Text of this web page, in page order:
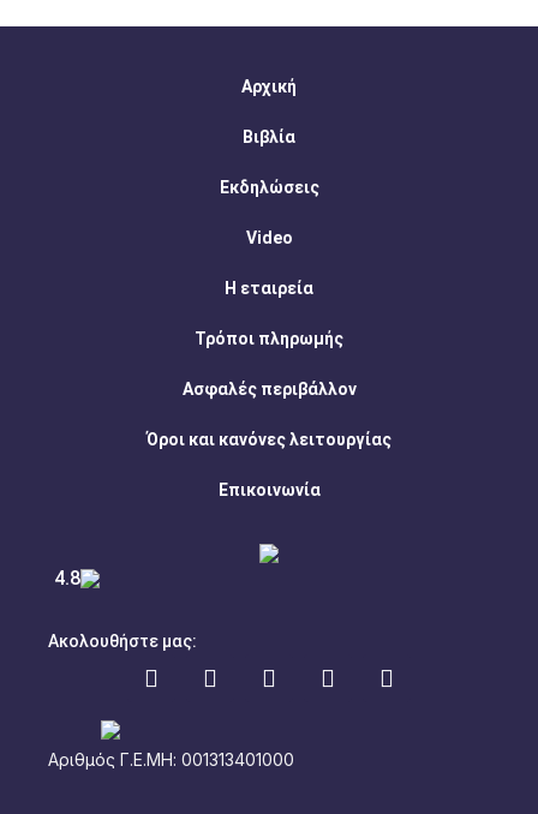
4.8
Αρχική
Βιβλία
Εκδηλώσεις
Video
Η εταιρεία
Τρόποι πληρωμής
Ασφαλές περιβάλλον
Όροι και κανόνες λειτουργίας
Επικοινωνία
Ακολουθήστε μας:
Αριθμός Γ.Ε.ΜΗ: 001313401000